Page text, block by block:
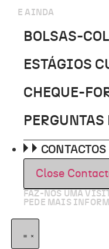
E AINDA
BOLSAS-
ESTÁGIOS
CHEQUE-
CONTACTOS
Close
FAZ-NOS UMA
PEDE MAIS